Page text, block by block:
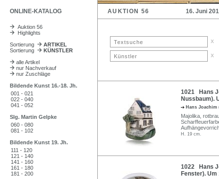
ONLINE-KATALOG AUKTION 56 16. Juni
Auktion 56
Highlights
Sortierung
ARTIKEL
Sortierung
KÜNSTLER
alle Artikel
nur Nachverkauf
nur Zuschläge
Bildende Kunst 16.-18. Jh.
001 - 021
022 - 040
041 - 052
Slg. Martin Gelpke
060 - 080
081 - 102
Bildende Kunst 19. Jh.
111 - 120
121 - 140
141 - 160
161 - 180
181 - 200
x
x
1021 Hans
Nussbaum).
Hans
Majolika,
H. 19 cm.
1022 Hans
Fenster). Um